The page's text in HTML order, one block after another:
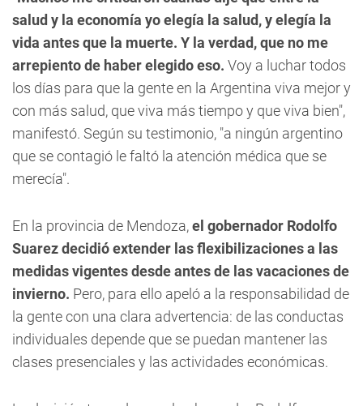
salud y la economía yo elegía la salud, y elegía la
vida antes que la muerte. Y la verdad, que no me
arrepiento de haber elegido eso. Voy a luchar todos
los días para que la gente en la Argentina viva mejor y
con más salud, que viva más tiempo y que viva bien",
manifestó. Según su testimonio, "a ningún argentino
que se contagió le faltó la atención médica que se
merecía".
En la provincia de Mendoza,el gobernador Rodolfo
Suarez decidió extender las flexibilizaciones a las
medidas vigentes desde antes de las vacaciones de
invierno. Pero, para ello apeló a la responsabilidad de
la gente con una clara advertencia: de las conductas
individuales depende que se puedan mantener las
clases presenciales y las actividades económicas.